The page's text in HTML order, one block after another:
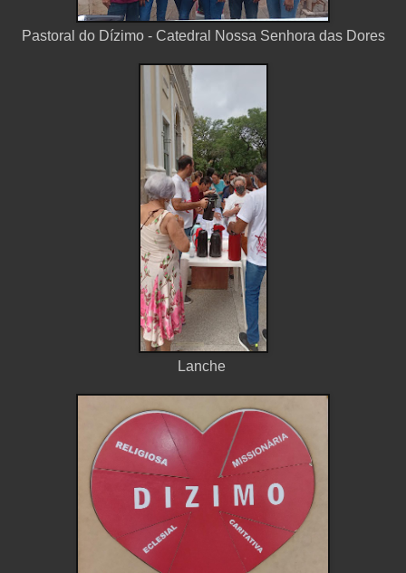
Pastoral do Dízimo - Catedral Nossa Senhora das Dores
Lanche